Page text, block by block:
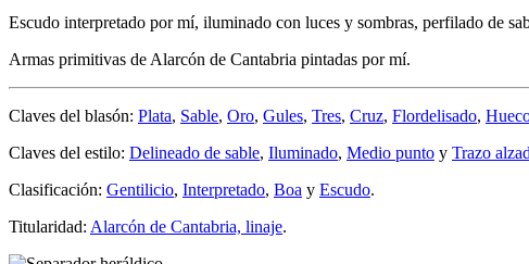
Escudo interpretado por mí, iluminado con luces y sombras, perfilado de
Armas primitivas de Alarcón de Cantabria pintadas por mí.
Claves del blasón: Plata, Sable, Oro, Gules, Tres, Cruz, Flordelisado,
Claves del estilo: Delineado de sable, Iluminado, Medio punto y Trazo
Clasificación: Gentilicio, Interpretado, Boa y Escudo.
Titularidad: Alarcón de Cantabria, linaje.